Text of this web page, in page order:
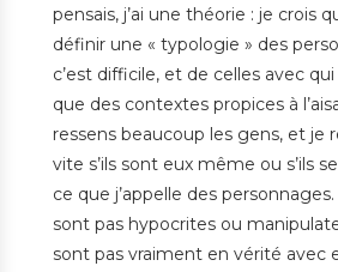
pensais, j’ai une théorie : je crois
définir une « typologie » des
c’est difficile, et de celles avec qui
que des contextes propices à
ressens beaucoup les gens, et je
vite s’ils sont eux même ou s’ils
ce que j’appelle des
sont pas hypocrites ou
sont pas vraiment en vérité avec